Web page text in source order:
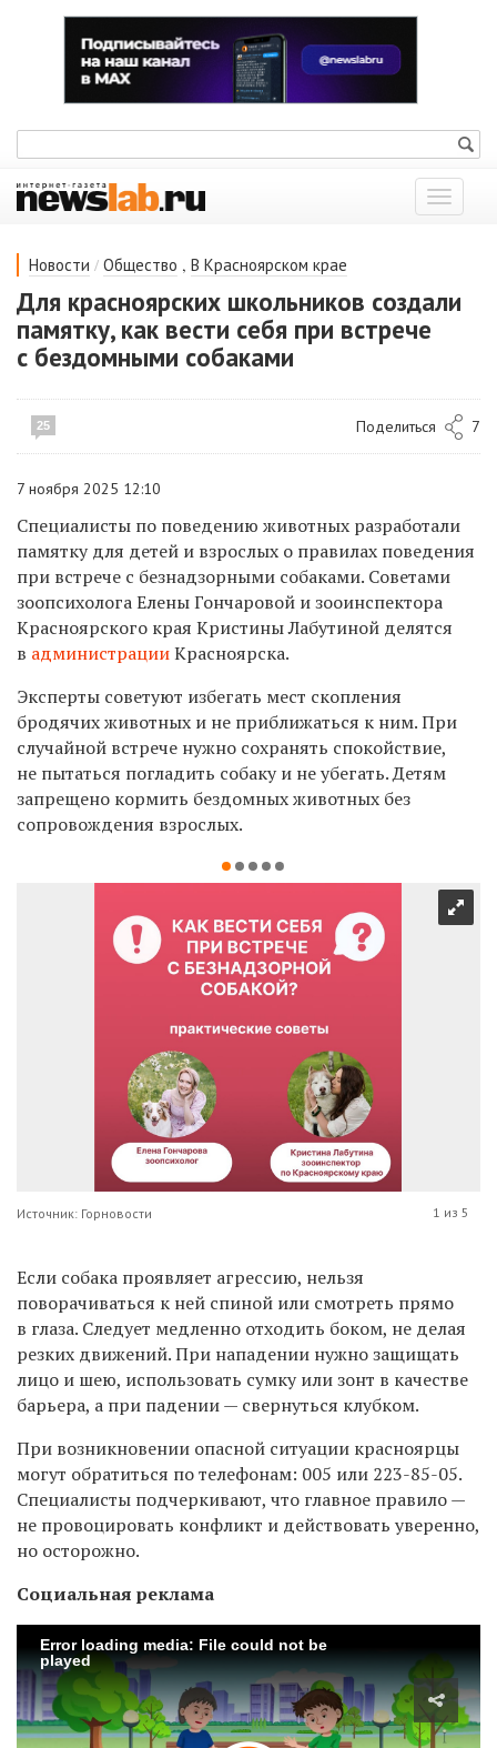
Показать
меню
Новости / Общество , В Красноярском крае
Для красноярских школьников создали
памятку, как вести себя при встрече
с бездомными собаками
25 Поделиться 7
7 ноября 2025 12:10
Специалисты по поведению животных разработали
памятку для детей и взрослых о правилах поведения
при встрече с безнадзорными собаками. Советами
зоопсихолога Елены Гончаровой и зооинспектора
Красноярского края Кристины Лабутиной делятся
в администрацииКрасноярска.
Эксперты советуют избегать мест скопления
бродячих животных и не приближаться к ним. При
случайной встрече нужно сохранять спокойствие,
не пытаться погладить собаку и не убегать. Детям
запрещено кормить бездомных животных без
сопровождения взрослых.
Источник: Горновости 1 из 5
Если собака проявляет агрессию, нельзя
поворачиваться к ней спиной или смотреть прямо
в глаза. Следует медленно отходить боком, не делая
резких движений. При нападении нужно защищать
лицо и шею, использовать сумку или зонт в качестве
барьера, а при падении — свернуться клубком.
При возникновении опасной ситуации красноярцы
могут обратиться по телефонам: 005 или 223-85-05.
Специалисты подчеркивают, что главное правило —
не провоцировать конфликт и действовать уверенно,
но осторожно.
Социальная реклама
Error loading media: File could not be
played